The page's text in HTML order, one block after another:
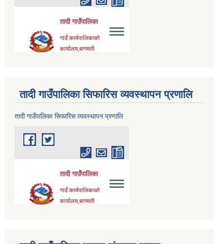
तादी गाउँपालिका सिफारिस व्यवस्थापन प्रणालि
तादी गाउँपालिका सिफारिस व्यवस्थापन प्रणालि